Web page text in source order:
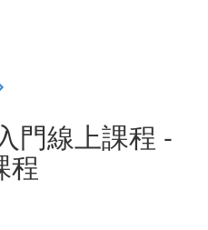
門線上課程 -
程